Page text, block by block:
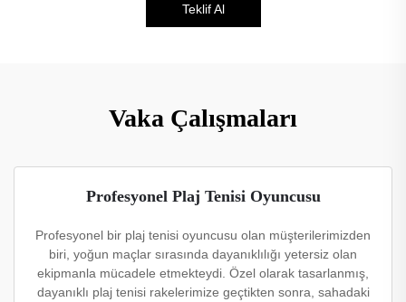
Teklif Al
Vaka Çalışmaları
Profesyonel Plaj Tenisi Oyuncusu
Profesyonel bir plaj tenisi oyuncusu olan müşterilerimizden
biri, yoğun maçlar sırasında dayanıklılığı yetersiz olan
ekipmanla mücadele etmekteydi. Özel olarak tasarlanmış,
dayanıklı plaj tenisi rakelerimize geçtikten sonra, sahadaki